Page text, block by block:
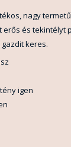
nagy
erős és tekintélyt
keres.
igen